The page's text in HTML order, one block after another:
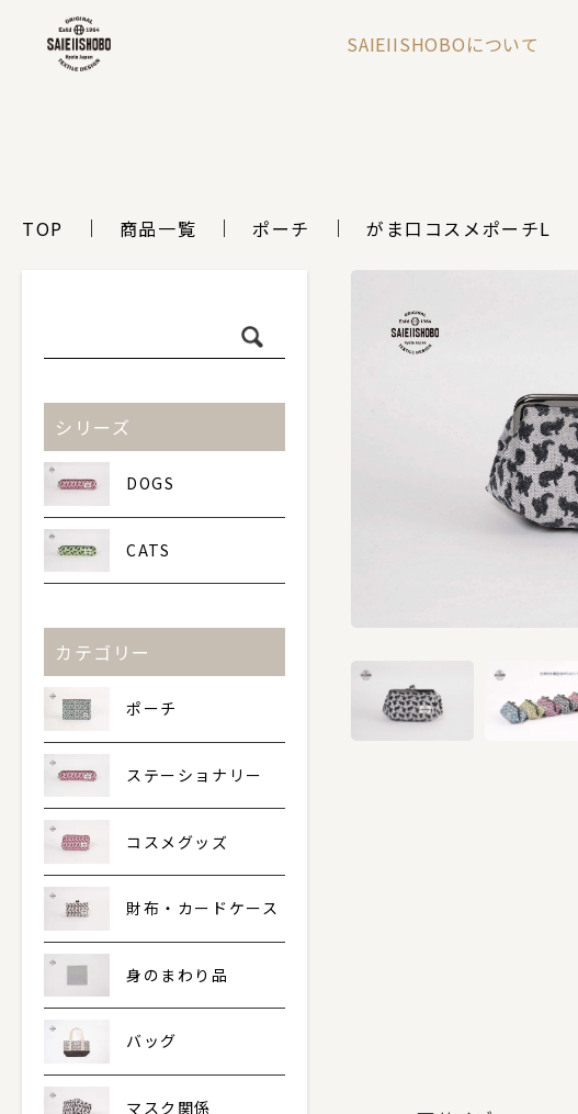
SAIEIISHOBOについて
TOP 商品一覧 ポーチ がま口コスメポーチL
シリーズ
DOGS
CATS
カテゴリー
ポーチ
ステーショナリー
コスメグッズ
財布・カードケース
身のまわり品
バッグ
マスク関係